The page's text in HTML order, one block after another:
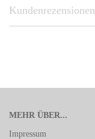
Kundenrezensionen
MEHR ÜBER...
Impressum